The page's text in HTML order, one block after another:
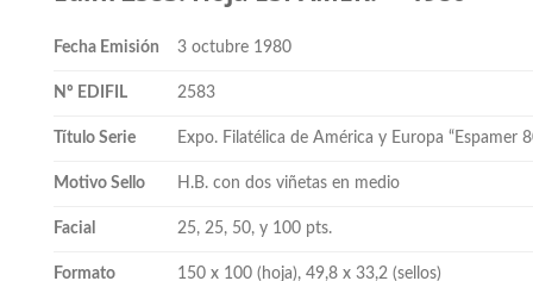
Fecha Emisión 3 octubre 1980
Nº EDIFIL 2583
Título Serie Expo. Filatélica de América y Europa “Espamer
Motivo Sello H.B. con dos viñetas en medio
Facial 25, 25, 50, y 100 pts.
Formato 150 x 100 (hoja), 49,8 x 33,2 (sellos)